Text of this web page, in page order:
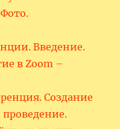
Введение.
в Zoom –
Создание